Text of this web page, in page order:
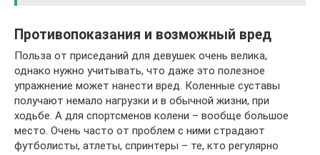
Противопоказания и возможный вред
Польза от приседаний для девушек очень велика,
однако нужно учитывать, что даже это полезное
упражнение может нанести вред. Коленные суставы
получают немало нагрузки и в обычной жизни, при
ходьбе. А для спортсменов колени – вообще большое
место. Очень часто от проблем с ними страдают
футболисты, атлеты, спринтеры – те, кто регулярно